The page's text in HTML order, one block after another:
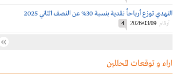
النهدي توزع أرباحاً نقدية بنسبة 30% عن النصف الثاني 2025
أرقام 2026/03/09
4
اراء و توقعات المحللين